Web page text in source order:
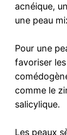
acnéique,
une peau
Pour une
favoriser
comme le
salicylique.
Les peaux